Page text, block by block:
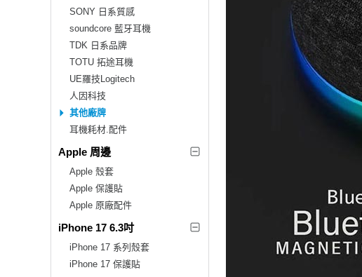
SONY 日系質感
soundcore 藍牙耳機
TDK 日系品牌
TOTU 拓途耳機
UE羅技Logitech
人因科技
其他廠牌
耳機耗材.配件
Apple 周邊
Apple 殼套
Apple 保護貼
Apple 原廠配件
iPhone 17 6.3吋
iPhone 17 系列殼套
iPhone 17 保護貼